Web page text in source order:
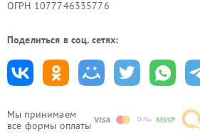
Мы принимаем
все формы оплаты
ОГРН 1077746335776
Поделиться в соц. сетях: